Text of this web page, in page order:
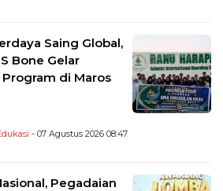
Saing Global,
Bone Gelar
di Maros
- 07 Agustus 2026 08:47
Pegadaian